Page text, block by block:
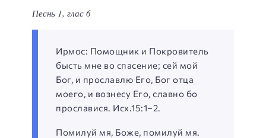
Песнь 1, глас 6
Ирмос: Помощник и Покровитель
бысть мне во спасение; сей мой
Бог, и прославлю Его, Бог отца
моего, и вознесу Его, славно бо
прославися. Исх.15:1–2.
Помилуй мя, Боже, помилуй мя.